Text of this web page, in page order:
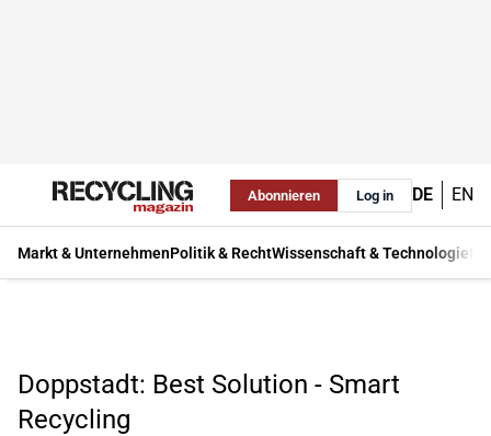
Abonnieren Log in DE EN
Markt & UnternehmenPolitik & RechtWissenschaft & Technologie
Doppstadt: Best Solution - Smart
Recycling